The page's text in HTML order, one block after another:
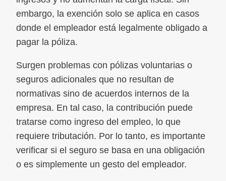
embargo, la exención solo se aplica en casos
donde el empleador está legalmente obligado a
pagar la póliza.
Surgen problemas con pólizas voluntarias o
seguros adicionales que no resultan de
normativas sino de acuerdos internos de la
empresa. En tal caso, la contribución puede
tratarse como ingreso del empleo, lo que
requiere tributación. Por lo tanto, es importante
verificar si el seguro se basa en una obligación
o es simplemente un gesto del empleador.